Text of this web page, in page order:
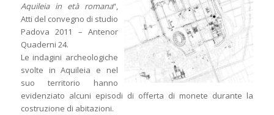
Aquileia in età romana“,
Atti del convegno di studio
Padova 2011 – Antenor
Quaderni 24.
Le indagini archeologiche
svolte in Aquileia e nel
suo territorio hanno
evidenziato alcuni episodi di offerta di monete durante la
costruzione di abitazioni.